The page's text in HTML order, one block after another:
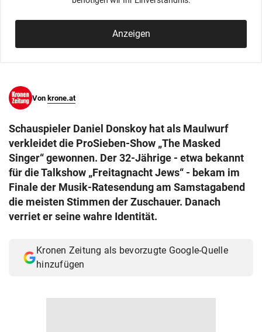
Anzeigen
Von krone.at
Schauspieler Daniel Donskoy hat als Maulwurf
verkleidet die ProSieben-Show „The Masked
Singer“ gewonnen. Der 32-Jährige - etwa bekannt
für die Talkshow „Freitagnacht Jews“ - bekam im
Finale der Musik-Ratesendung am Samstagabend
die meisten Stimmen der Zuschauer. Danach
verriet er seine wahre Identität.
Kronen Zeitung als bevorzugte Google-Quelle
hinzufügen